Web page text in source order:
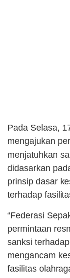
Pada Selasa,
mengajukan
menjatuhkan
didasarkan
prinsip dasar
terhadap
“Federasi
permintaan
sanksi
mengancam
fasilitas